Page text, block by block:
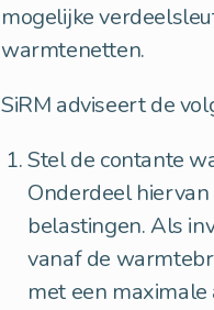
mogelijke
warmtenetten.
SiRM adviseert de
Stel de contante
Onderdeel
belastingen. Als
vanaf de
met een